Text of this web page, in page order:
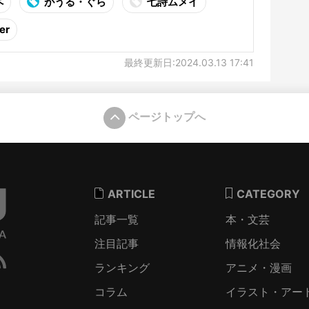
最終更新日:2024.03.13 17:41
ページトップへ
ARTICLE
記事一覧
注目記事
ランキング
コラム
CATEGORY
本・文芸
情報化社会
アニメ・漫画
イラスト・アー